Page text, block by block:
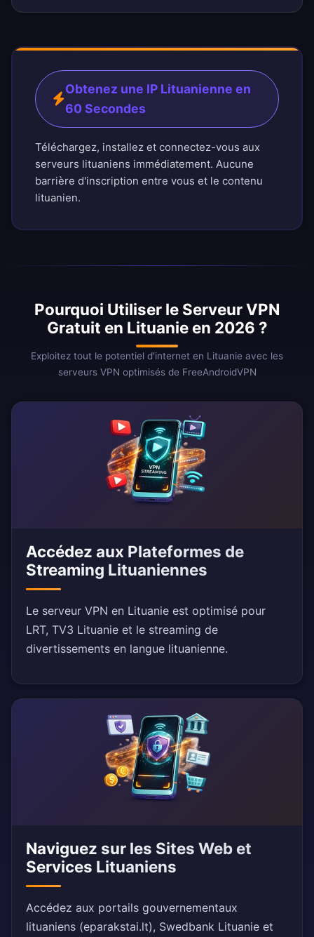
Obtenez une IP Lituanienne en
60 Secondes
Téléchargez, installez et connectez-vous aux
serveurs lituaniens immédiatement. Aucune
barrière d'inscription entre vous et le contenu
lituanien.
Pourquoi Utiliser le Serveur VPN
Gratuit en Lituanie en 2026 ?
Exploitez tout le potentiel d'internet en Lituanie avec les
serveurs VPN optimisés de FreeAndroidVPN
Accédez aux Plateformes de
Streaming Lituaniennes
Le serveur VPN en Lituanie est optimisé pour
LRT, TV3 Lituanie et le streaming de
divertissements en langue lituanienne.
Naviguez sur les Sites Web et
Services Lituaniens
Accédez aux portails gouvernementaux
lituaniens (eparakstai.lt), Swedbank Lituanie et